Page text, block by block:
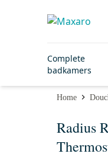
Complete
badkamers
Home
Radius